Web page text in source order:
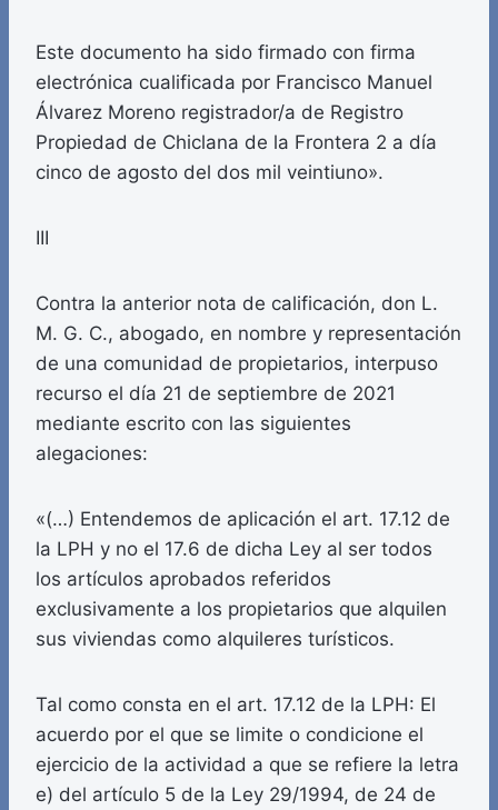
Este documento ha sido firmado con firma
electrónica cualificada por Francisco Manuel
Álvarez Moreno registrador/a de Registro
Propiedad de Chiclana de la Frontera 2 a día
cinco de agosto del dos mil veintiuno».
III
Contra la anterior nota de calificación, don L.
M. G. C., abogado, en nombre y representación
de una comunidad de propietarios, interpuso
recurso el día 21 de septiembre de 2021
mediante escrito con las siguientes
alegaciones:
«(…) Entendemos de aplicación el art. 17.12 de
la LPH y no el 17.6 de dicha Ley al ser todos
los artículos aprobados referidos
exclusivamente a los propietarios que alquilen
sus viviendas como alquileres turísticos.
Tal como consta en el art. 17.12 de la LPH: El
acuerdo por el que se limite o condicione el
ejercicio de la actividad a que se refiere la letra
e) del artículo 5 de la Ley 29/1994, de 24 de